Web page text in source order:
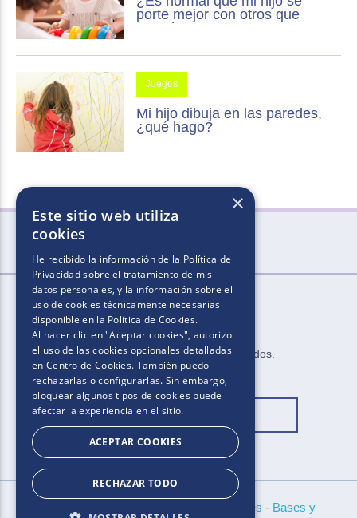
porte mejor con otros que
conmigo?
Juegos
Mi hijo dibuja en las paredes,
¿qué hago?
2025​.​​ ​Todos los derechos reservados​.​
Cambiar ubicación
Aviso de Cookies - Bases y
×
Este sitio web utiliza
cookies
He recibido la información de la Política de
Privacidadsobre el tratamiento de mis
datos personales, y la información sobre el
uso de cookies técnicamente necesarias
disponible en la Política de Cookies.
Al hacer clic en "Aceptar cookies", autorizo
el uso de las cookies opcionales detalladas
en Centro de Cookies. También puedo
rechazarlas o configurarlas. Sin embargo,
bloquear algunos tipos de cookies puede
afectar la experiencia en el sitio.
ACEPTAR COOKIES
RECHAZAR TODO